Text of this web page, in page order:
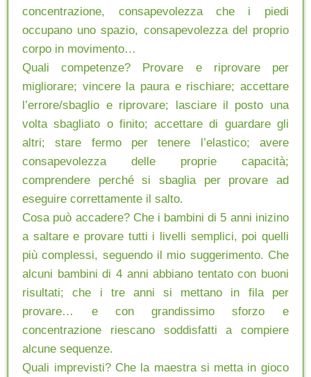
concentrazione, consapevolezza che i piedi
occupano uno spazio, consapevolezza del proprio
corpo in movimento…
Quali competenze? Provare e riprovare per
migliorare; vincere la paura e rischiare; accettare
l’errore/sbaglio e riprovare; lasciare il posto una
volta sbagliato o finito; accettare di guardare gli
altri; stare fermo per tenere l’elastico; avere
consapevolezza delle proprie capacità;
comprendere perché si sbaglia per provare ad
eseguire correttamente il salto.
Cosa può accadere? Che i bambini di 5 anni inizino
a saltare e provare tutti i livelli semplici, poi quelli
più complessi, seguendo il mio suggerimento. Che
alcuni bambini di 4 anni abbiano tentato con buoni
risultati; che i tre anni si mettano in fila per
provare… e con grandissimo sforzo e
concentrazione riescano soddisfatti a compiere
alcune sequenze.
Quali imprevisti? Che la maestra si metta in gioco